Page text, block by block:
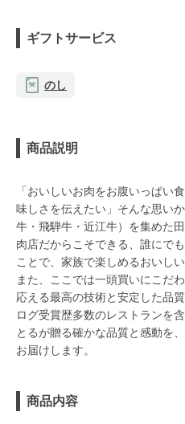
ギフトサービス
のし
商品説明
「おいしいお肉をお腹いっぱい
味しさを伝えたい」そんな思い
牛・飛騨牛・近江牛）を集めた
肉店だからこそできる、誰にで
ことで、家族で楽しめるおいし
また、ここでは一頭買いにこだ
応える最高の技術と安定した品
ログ受賞歴多数のレストランを
とるが贈る確かな品質と感動を
お届けします。
商品内容